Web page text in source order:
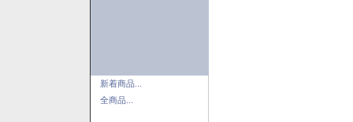
新着商品...
全商品...